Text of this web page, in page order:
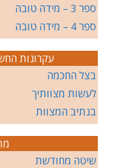
ספר 3 – מידה טובה
ספר 4 – מידה טובה
עקרונות
בצל החכמה
לעשות מצוותיך
בנתיב המצוות
שיטה מחודשת